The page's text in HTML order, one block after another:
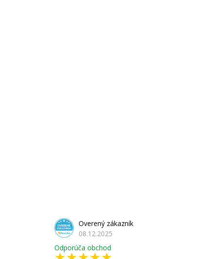
Overený zákazník
08.12.2025
Odporúča obchod